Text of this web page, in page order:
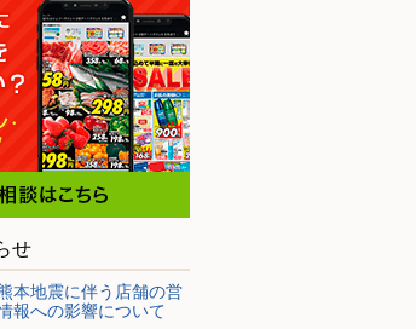
せ
本地震に伴う店舗の営
報への影響について